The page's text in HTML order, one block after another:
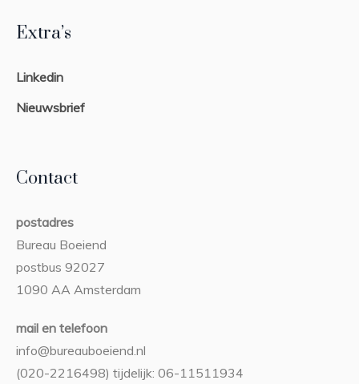
Extra’s
Linkedin
Nieuwsbrief
Contact
postadres
Bureau Boeiend
postbus 92027
1090 AA Amsterdam
mail en telefoon
info@bureauboeiend.nl
(020-2216498) tijdelijk: 06-11511934